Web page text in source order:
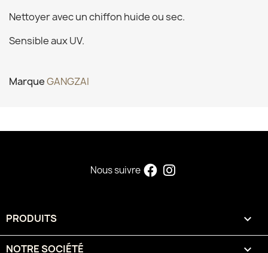
Nettoyer avec un chiffon huide ou sec.
Sensible aux UV.
MarqueGANGZAI
Nous suivre
PRODUITS 
NOTRE SOCIÉTÉ 